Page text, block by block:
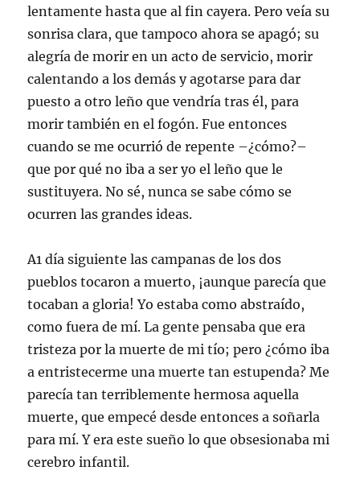
lentamente hasta que al fin cayera. Pero veía su
sonrisa clara, que tampoco ahora se apagó; su
alegría de morir en un acto de servicio, morir
calentando a los demás y agotarse para dar
puesto a otro leño que vendría tras él, para
morir también en el fogón. Fue entonces
cuando se me ocurrió de repente –¿cómo?–
que por qué no iba a ser yo el leño que le
sustituyera. No sé, nunca se sabe cómo se
ocurren las grandes ideas.
A1 día siguiente las campanas de los dos
pueblos tocaron a muerto, ¡aunque parecía que
tocaban a gloria! Yo estaba como abstraído,
como fuera de mí. La gente pensaba que era
tristeza por la muerte de mi tío; pero ¿cómo iba
a entristecerme una muerte tan estupenda? Me
parecía tan terriblemente hermosa aquella
muerte, que empecé desde entonces a soñarla
para mí. Y era este sueño lo que obsesionaba mi
cerebro infantil.